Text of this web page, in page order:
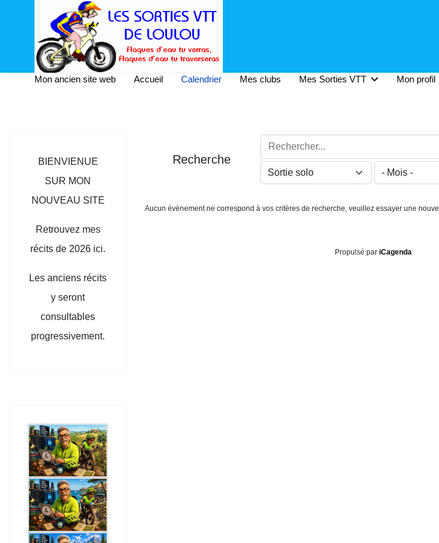
Mon ancien site web Accueil Calendrier Mes clubs Mes Sorties VTT Mon profil
BIENVIENUE
SUR MON
NOUVEAU SITE
Retrouvez mes
récits de 2026 ici.
Les anciens récits
y seront
consultables
progressivement.
Recherche
Rechercher...
Aucun évènement ne correspond à vos critères de recherche, veuillez essayer une
Propulsé par iCagenda